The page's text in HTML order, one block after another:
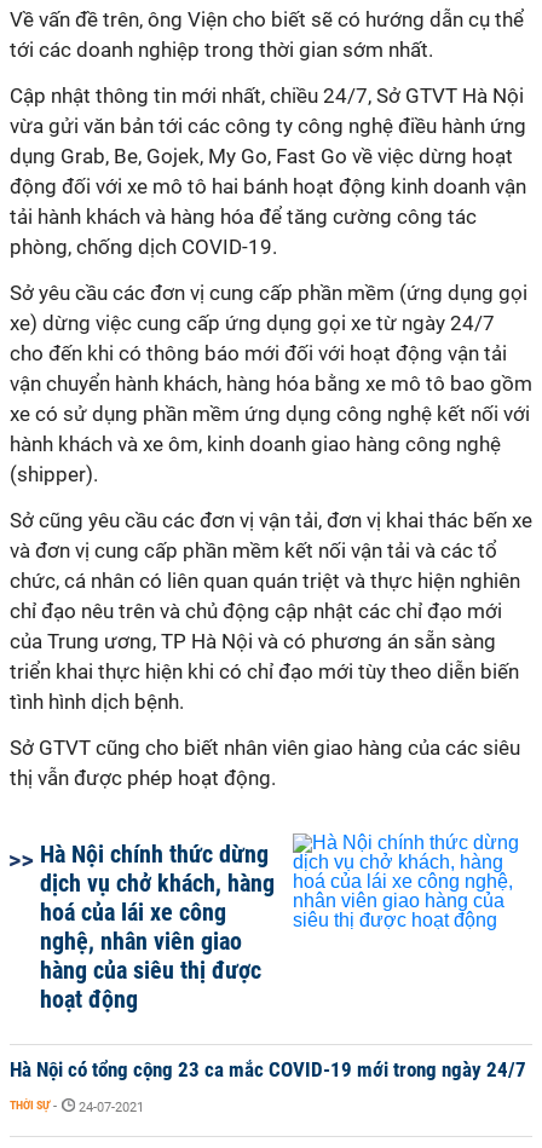
Về vấn đề trên, ông Viện cho biết sẽ có hướng dẫn cụ thể
tới các doanh nghiệp trong thời gian sớm nhất.
Cập nhật thông tin mới nhất, chiều 24/7, Sở GTVT Hà Nội
vừa gửi văn bản tới các công ty công nghệ điều hành ứng
dụng Grab, Be, Gojek, My Go, Fast Go về việc dừng hoạt
động đối với xe mô tô hai bánh hoạt động kinh doanh vận
tải hành khách và hàng hóa để tăng cường công tác
phòng, chống dịch COVID-19.
Sở yêu cầu các đơn vị cung cấp phần mềm (ứng dụng gọi
xe) dừng việc cung cấp ứng dụng gọi xe từ ngày 24/7
cho đến khi có thông báo mới đối với hoạt động vận tải
vận chuyển hành khách, hàng hóa bằng xe mô tô bao gồm
xe có sử dụng phần mềm ứng dụng công nghệ kết nối với
hành khách và xe ôm, kinh doanh giao hàng công nghệ
(shipper).
Sở cũng yêu cầu các đơn vị vận tải, đơn vị khai thác bến xe
và đơn vị cung cấp phần mềm kết nối vận tải và các tổ
chức, cá nhân có liên quan quán triệt và thực hiện nghiên
chỉ đạo nêu trên và chủ động cập nhật các chỉ đạo mới
của Trung ương, TP Hà Nội và có phương án sẵn sàng
triển khai thực hiện khi có chỉ đạo mới tùy theo diễn biến
tình hình dịch bệnh.
Sở GTVT cũng cho biết nhân viên giao hàng của các siêu
thị vẫn được phép hoạt động.
Hà Nội chính thức dừng
dịch vụ chở khách, hàng
hoá của lái xe công
nghệ, nhân viên giao
hàng của siêu thị được
hoạt động
Hà Nội có tổng cộng 23 ca mắc COVID-19 mới trong ngày 24/7
THỜI SỰ - 24-07-2021